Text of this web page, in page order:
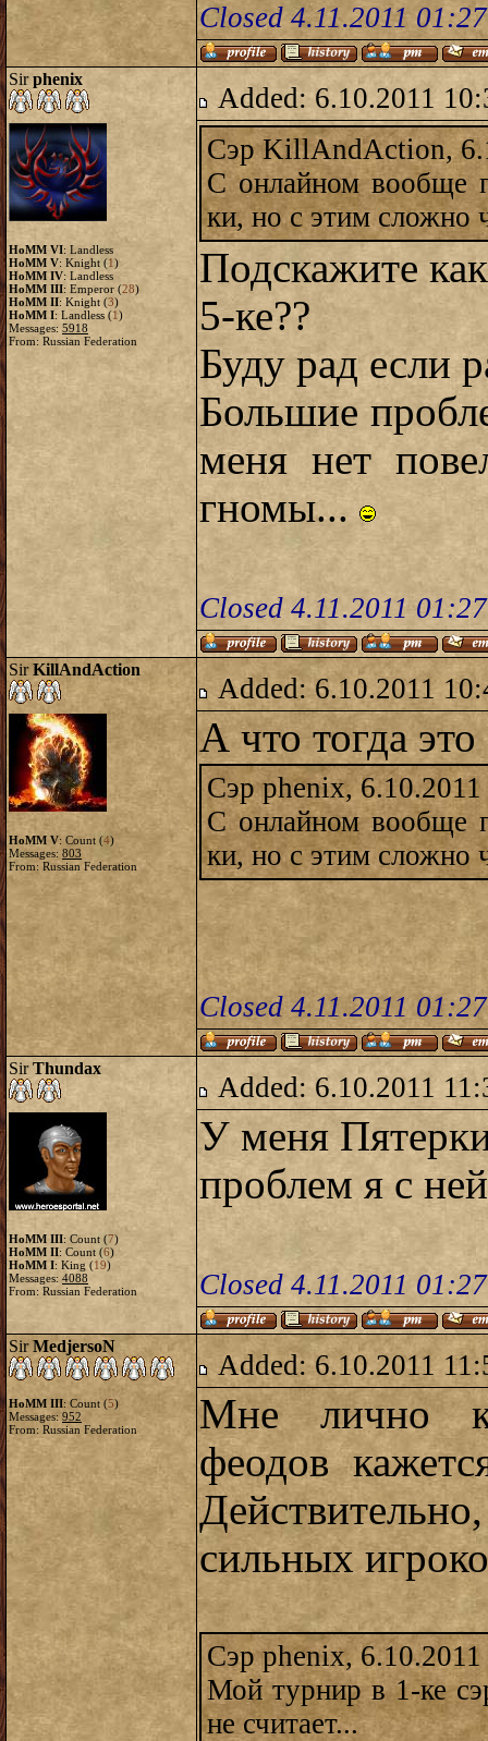
Closed 4.11.2011
Sirphenix
HoMM VI: Landless
HoMM V: Knight (1)
HoMM IV: Landless
HoMM III: Emperor (28)
HoMM II: Knight (3)
HoMM I: Landless (1)
Messages: 5918
From: Russian Federation
Added: 6.10.2011
Сэр KillAndAction,
С онлайном вообще
ки, но с этим сложно
Подскажите
5-ке??
Буду рад если
Большие
меня нет
гномы...
Closed 4.11.2011
SirKillAndAction
HoMM V: Count (4)
Messages: 803
From: Russian Federation
Added: 6.10.2011
А что тогда
Сэр phenix,
С онлайном вообще
ки, но с этим сложно
Closed 4.11.2011
SirThundax
HoMM III: Count (7)
HoMM II: Count (6)
HoMM I: King (19)
Messages: 4088
From: Russian Federation
Added: 6.10.2011
У меня
проблем я с
Closed 4.11.2011
SirMedjersoN
HoMM III: Count (5)
Messages: 952
From: Russian Federation
Added: 6.10.2011
Мне лично
феодов
сильных
Сэр phenix,
Мой турнир в 1-ке
не считает...